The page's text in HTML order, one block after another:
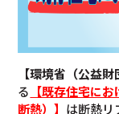
【環境省（公益
る 【既存住宅に
断熱）】 は断熱リ